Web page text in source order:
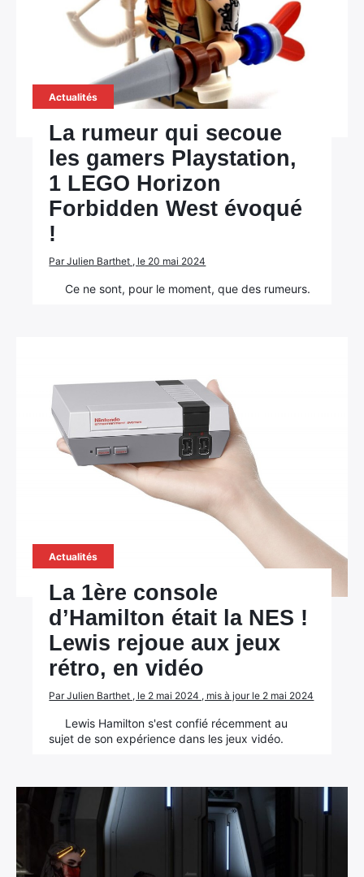
Actualités
La rumeur qui secoue
les gamers Playstation,
1 LEGO Horizon
Forbidden West évoqué
!
Par Julien Barthet , le 20 mai 2024
Ce ne sont, pour le moment, que des rumeurs.
Actualités
La 1ère console
d’Hamilton était la NES !
Lewis rejoue aux jeux
rétro, en vidéo
Par Julien Barthet , le 2 mai 2024 , mis à jour le 2 mai 2024
Lewis Hamilton s'est confié récemment au
sujet de son expérience dans les jeux vidéo.
Rechercher
: